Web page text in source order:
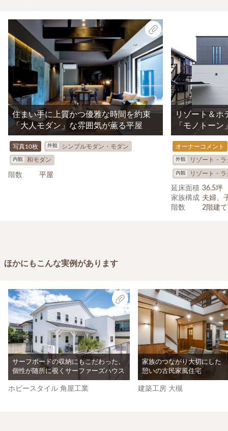
住まい手に上質かつ優雅な時間を約束
「大人モダン」な雰囲気が薫る平屋
写真10枚 外観 シンプルモダン・モダン
内観 和モダン
階数 平屋
リゾート＆ホ
「モノトー
オーナーコメント
外観 リゾート・
内観 リゾート・
延床面積 36.5坪
家族構成 夫婦、
階数
2階建て
ほかにもこんな実例があります
サーフボードの収納にもこだわった、
個性が随所に覗くサーファーズハウス
ホビースタイル 角屋工業
家族のつながり大切にした
憩いの古民家風住宅
建築工房 大槻